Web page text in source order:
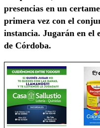
presencias en un
primera vez con el
instancia. Jugarán en el
de Córdoba.